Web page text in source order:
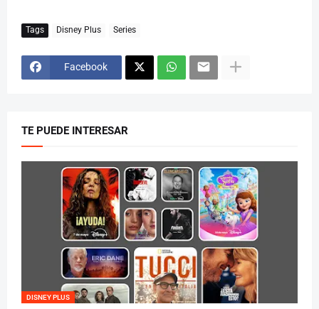
Tags Disney Plus Series
Facebook
TE PUEDE INTERESAR
DISNEY PLUS